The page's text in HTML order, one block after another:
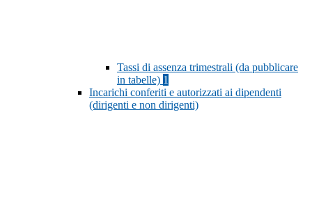
Tassi di assenza trimestrali (da pubblicare
in tabelle) 1
Incarichi conferiti e autorizzati ai dipendenti
(dirigenti e non dirigenti)